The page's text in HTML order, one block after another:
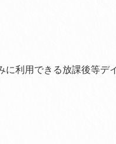
に利用できる放課後等デ